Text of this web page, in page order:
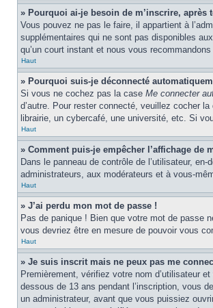
» Pourquoi ai-je besoin de m’inscrire, après
Vous pouvez ne pas le faire, il appartient à
supplémentaires qui ne sont pas disponibles
qu’un court instant et nous vous
Haut
» Pourquoi suis-je déconnecté
Si vous ne cochez pas la case Me connecter
d’autre. Pour rester connecté, veuillez cocher
librairie, un cybercafé, une université, etc. Si
Haut
» Comment puis-je empêcher l’affichage
Dans le panneau de contrôle de l’utilisateur,
administrateurs, aux modérateurs et à vous-
Haut
» J’ai perdu mon mot de passe !
Pas de panique ! Bien que votre mot de passe
vous devriez être en mesure de pouvoir vous
Haut
» Je suis inscrit mais ne peux pas me
Premièrement, vérifiez votre nom d’utilisateur
dessous de 13 ans pendant l’inscription, vous
un administrateur, avant que vous puissiez